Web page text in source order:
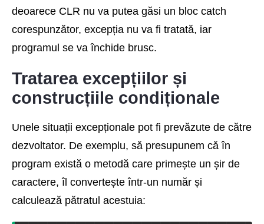
deoarece CLR nu va putea găsi un bloc catch
corespunzător, excepția nu va fi tratată, iar
programul se va închide brusc.
Tratarea excepțiilor și
construcțiile condiționale
Unele situații excepționale pot fi prevăzute de către
dezvoltator. De exemplu, să presupunem că în
program există o metodă care primește un șir de
caractere, îl convertește într-un număr și
calculează pătratul acestuia: